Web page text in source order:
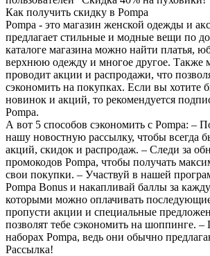
Как получить скидку в Pompa
Pompa - это магазин женской одежды и
предлагает стильные и модные вещи по
каталоге магазина можно найти платья,
верхнюю одежду и многое другое. Также
проводит акции и распродажи, что
сэкономить на покупках. Если вы хотите
новинок и акций, то рекомендуется
Pompa.
А вот 5 способов сэкономить с Pompa: –
нашу новостную рассылку, чтобы всегда
акций, скидок и распродаж. – Следи за
промокодов Pompa, чтобы получать
свои покупки. – Участвуй в нашей
Pompa Bonus и накапливай баллы за
которыми можно оплачивать
пропусти акции и специальные
позволят тебе сэкономить на шоппинге.
наборах Pompa, ведь они обычно
Рассылка!